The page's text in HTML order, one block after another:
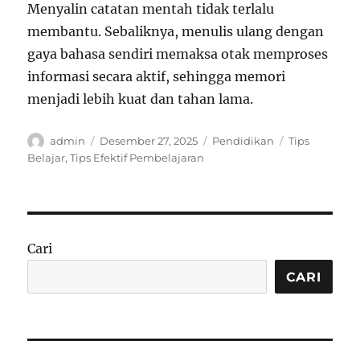
Menyalin catatan mentah tidak terlalu
membantu. Sebaliknya, menulis ulang dengan
gaya bahasa sendiri memaksa otak memproses
informasi secara aktif, sehingga memori
menjadi lebih kuat dan tahan lama.
Author
admin
Posted
on
Desember 27, 2025 Categories
Pendidikan Tags
Tips
Belajar,Tips Efektif Pembelajaran
Cari
CARI